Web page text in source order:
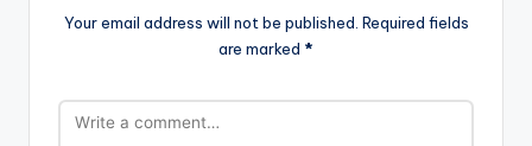
Your email address will not be published. Required fields
are marked *